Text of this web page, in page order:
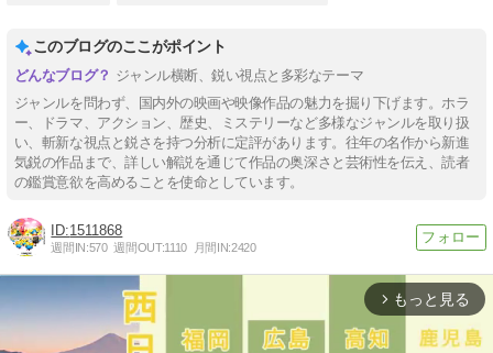
このブログのここがポイント
ジャンル横断、鋭い視点と多彩なテーマ
ジャンルを問わず、国内外の映画や映像作品の魅力を掘り下げます。ホラ
ー、ドラマ、アクション、歴史、ミステリーなど多様なジャンルを取り扱
い、斬新な視点と鋭さを持つ分析に定評があります。往年の名作から新進
気鋭の作品まで、詳しい解説を通じて作品の奥深さと芸術性を伝え、読者
の鑑賞意欲を高めることを使命としています。
1511868
週間IN:570 週間OUT:1110 月間IN:2420
arrow_forward_ios もっと見る